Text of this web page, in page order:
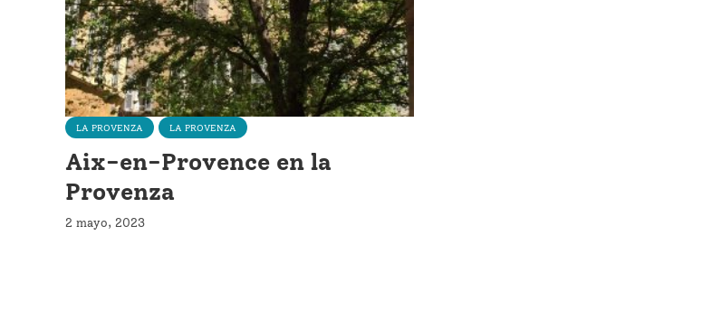
LA PROVENZA LA PROVENZA
Aix-en-Provence en la
Provenza
2 mayo, 2023